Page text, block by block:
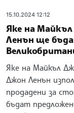
15.10.2024 12:12
Яке на
Ленън ще
Яке на Майкъл
Джон Ленън
продадени за
бъдат